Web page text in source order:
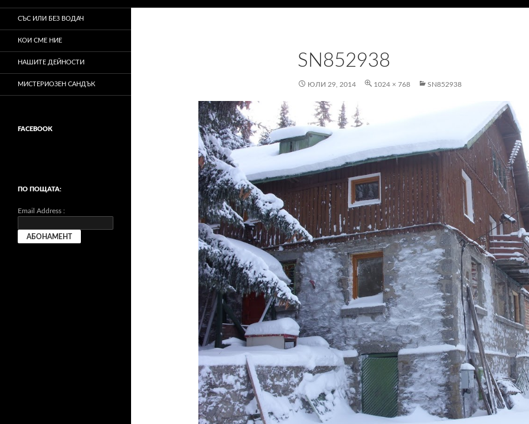
SN852938
ЮЛИ 29, 2014 1024 × 768 SN852938
СЪС ИЛИ БЕЗ ВОДАЧ
КОИ СМЕ НИЕ
НАШИТЕ ДЕЙНОСТИ
МИСТЕРИОЗЕН САНДЪК
FACEBOOK
ПО ПОЩАТА:
Email Address :